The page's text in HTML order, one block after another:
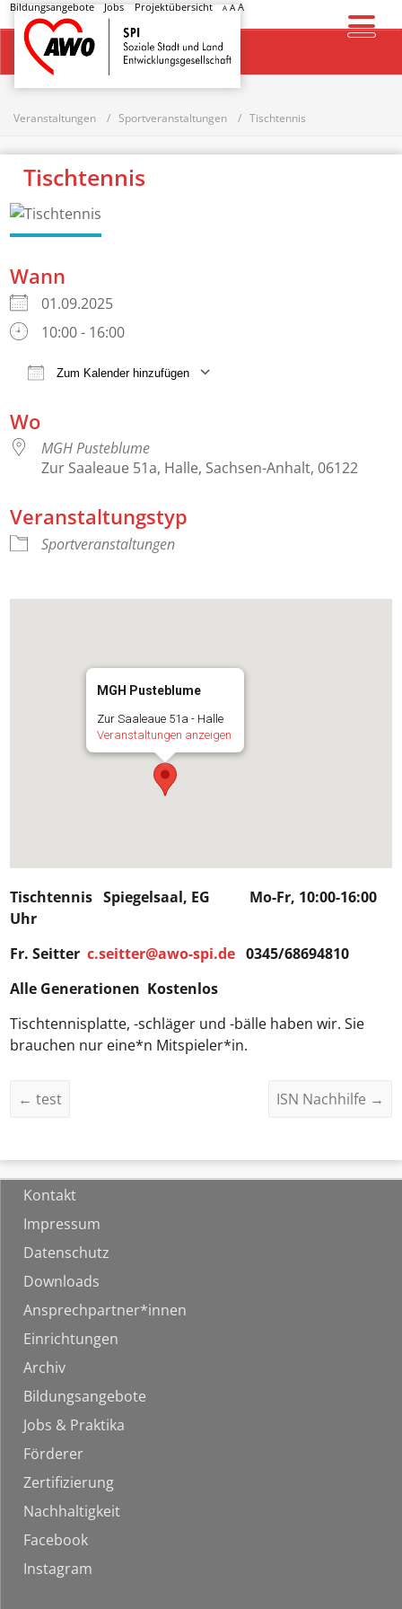
Bildungsangebote Jobs Projektübersicht A AA
Startseite
Veranstaltungen Sportveranstaltungen Tischtennis
Tischtennis
Wann
01.09.2025
10:00 - 16:00
Zum Kalender hinzufügen
Wo
MGH Pusteblume
Zur Saaleaue 51a, Halle, Sachsen-Anhalt, 06122
Veranstaltungstyp
Sportveranstaltungen
MGH Pusteblume
Zur Saaleaue 51a - Halle
Veranstaltungen anzeigen
Tischtennis Spiegelsaal, EG Mo-Fr, 10:00-16:00
Uhr
Fr. Seitterc.seitter@awo-spi.de 0345/68694810
Alle Generationen Kostenlos
Tischtennisplatte, -schläger und -bälle haben wir. Sie
brauchen nur eine*n Mitspieler*in.
← test ISN Nachhilfe →
Kontakt
Impressum
Datenschutz
Downloads
Ansprechpartner*innen
Einrichtungen
Archiv
Bildungsangebote
Jobs & Praktika
Förderer
Zertifizierung
Nachhaltigkeit
Facebook
Instagram